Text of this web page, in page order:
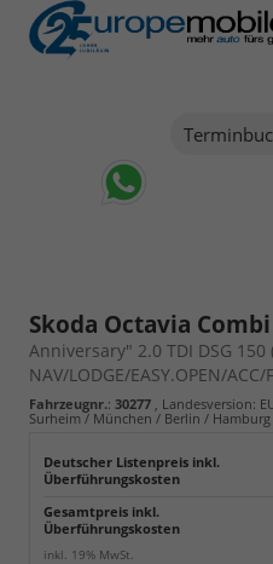
Skoda Octavia Combi
Anniversary" 2.0 TDI DSG
NAV/LODGE/EASY.OPEN/
Fahrzeugnr.: 30277 , Landesversion:
Surheim / München / Berlin /
Gesamtpreis inkl.
Überführungskosten
inkl. 19% MwSt.